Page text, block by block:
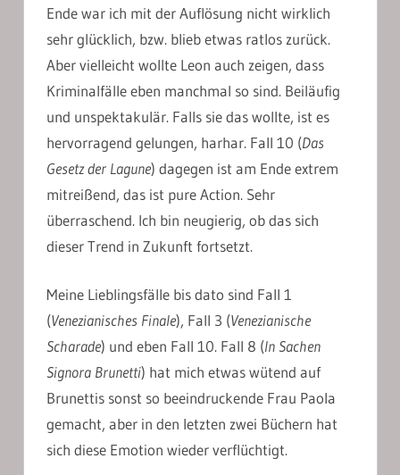
Ende war ich mit der Auflösung nicht wirklich
sehr glücklich, bzw. blieb etwas ratlos zurück.
Aber vielleicht wollte Leon auch zeigen, dass
Kriminalfälle eben manchmal so sind. Beiläufig
und unspektakulär. Falls sie das wollte, ist es
hervorragend gelungen, harhar. Fall 10 (Das
Gesetz der Lagune) dagegen ist am Ende extrem
mitreißend, das ist pure Action. Sehr
überraschend. Ich bin neugierig, ob das sich
dieser Trend in Zukunft fortsetzt.
Meine Lieblingsfälle bis dato sind Fall 1
(Venezianisches Finale), Fall 3 (Venezianische
Scharade) und eben Fall 10. Fall 8 (In Sachen
Signora Brunetti) hat mich etwas wütend auf
Brunettis sonst so beeindruckende Frau Paola
gemacht, aber in den letzten zwei Büchern hat
sich diese Emotion wieder verflüchtigt.